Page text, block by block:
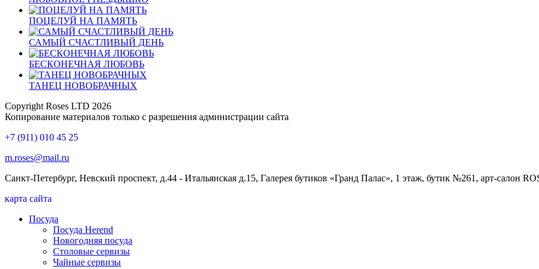
ПОЦЕЛУЙ НА ПАМЯТЬ
САМЫЙ СЧАСТЛИВЫЙ ДЕНЬ
БЕСКОНЕЧНАЯ ЛЮБОВЬ
ТАНЕЦ НОВОБРАЧНЫХ
Copyright Roses LTD 2026
Копирование материалов только с разрешения администрации сайта
+7 (911) 010 45 25
m.roses@mail.ru
Санкт-Петербург, Невский проспект, д.44 - Итальянская д.15, Галерея бутиков «Гранд Палас», 1 этаж, бутик №261, арт-салон
карта сайта
Посуда
Посуда Herend
Новогодняя посуда
Столовые сервизы
Чайные сервизы